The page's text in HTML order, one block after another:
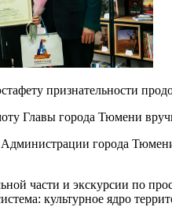
признательности
Главы города Тюмени
Администрации города
части и экскурсии по
культурное ядро